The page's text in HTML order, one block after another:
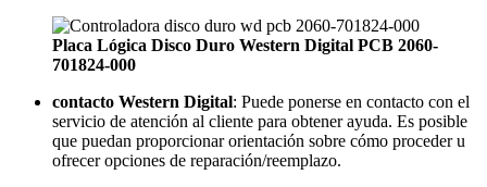
Placa Lógica Disco Duro Western Digital PCB 2060-
701824-000
contacto Western Digital: Puede ponerse en contacto con el
servicio de atención al cliente para obtener ayuda. Es posible
que puedan proporcionar orientación sobre cómo proceder u
ofrecer opciones de reparación/reemplazo.